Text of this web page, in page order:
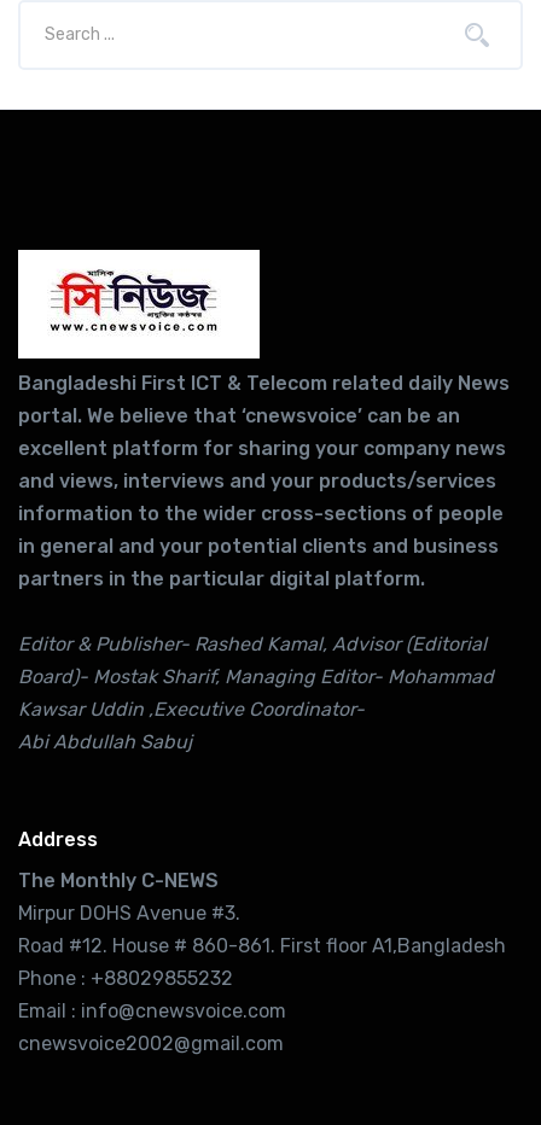
Bangladeshi First ICT & Telecom related daily News
portal. We believe that ‘cnewsvoice’ can be an
excellent platform for sharing your company news
and views, interviews and your products/services
information to the wider cross-sections of people
in general and your potential clients and business
partners in the particular digital platform.
Editor & Publisher- Rashed Kamal, Advisor (Editorial
Board)- Mostak Sharif, Managing Editor- Mohammad
Kawsar Uddin ,Executive Coordinator-
Abi Abdullah Sabuj
Address
The Monthly C-NEWS
Mirpur DOHS Avenue #3.
Road #12. House # 860-861. First floor A1,Bangladesh
Phone : +88029855232
Email : info@cnewsvoice.com
cnewsvoice2002@gmail.com